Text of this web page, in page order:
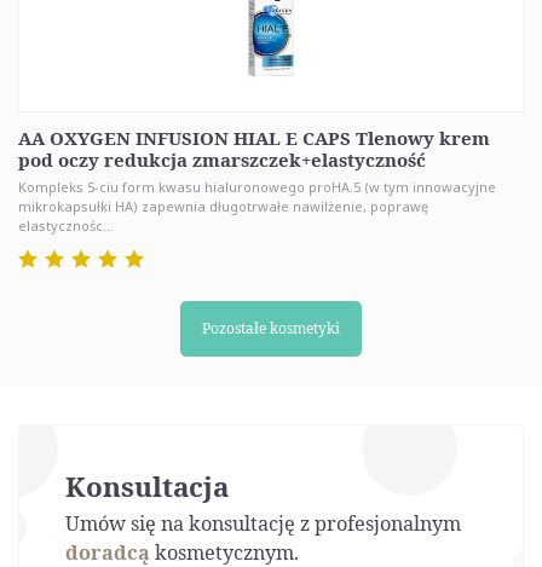
AA OXYGEN INFUSION HIAL E CAPS Tlenowy krem
pod oczy redukcja zmarszczek+elastyczność
Kompleks 5-ciu form kwasu hialuronowego proHA.5 (w tym innowacyjne
mikrokapsułki HA) zapewnia długotrwałe nawilżenie, poprawę
elastycznośc...
Pozostałe kosmetyki
Konsultacja
Umów się na konsultację z profesjonalnym
doradcąkosmetycznym.